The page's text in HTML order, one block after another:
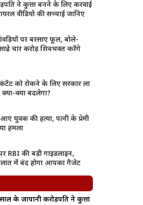
ने कुत्ता बनने के लिए करवाई
वीडियो की सच्चाई जानिए
पर बरसाए फूल, बोले-
चार करोड़ शिवभक्त करेंगे
को रोकने के लिए सरकार ला
क्या बदलेगा?
युवक की हत्या, पत्नी के प्रेमी
हमला
RBI की बड़ी गाइडलाइन,
में बंद होगा आपका गैजेट
के जापानी करोड़पति ने कुत्ता